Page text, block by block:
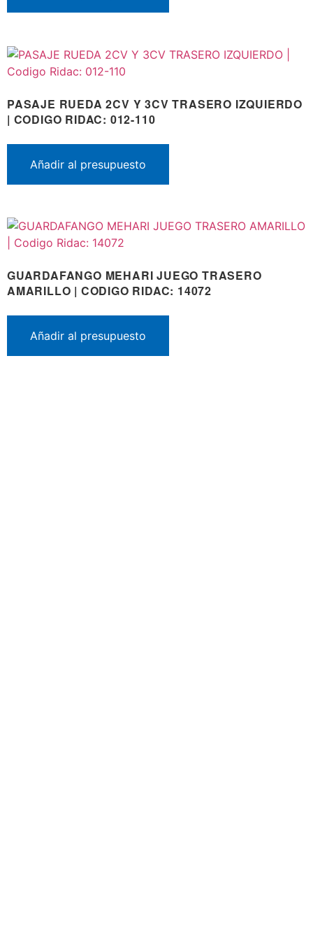
PASAJE RUEDA 2CV Y 3CV TRASERO IZQUIERDO
| CODIGO RIDAC: 012-110
Añadir al presupuesto
GUARDAFANGO MEHARI JUEGO TRASERO
AMARILLO | CODIGO RIDAC: 14072
Añadir al presupuesto